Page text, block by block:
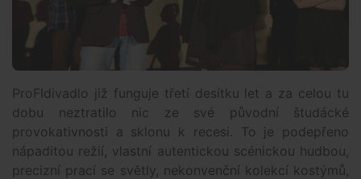
ProFIdivadlo již funguje třetí desítku let a za celou tu
dobu neztratilo nic ze své původní študácké
provokativnosti a sklonu k recesi. To je podepřeno
nápaditou režií, vlastní autentickou scénickou hudbou,
precizní prací se světly, nekonvenční kolekcí kostýmů,